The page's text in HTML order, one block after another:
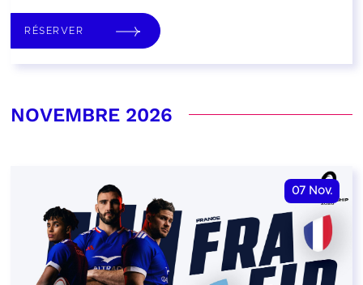
RÉSERVER
NOVEMBRE 2026
07 Nov.